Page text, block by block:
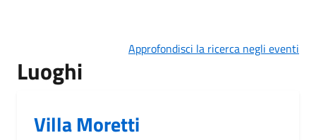
Approfondisci la ricerca negli eventi
Luoghi
Villa Moretti